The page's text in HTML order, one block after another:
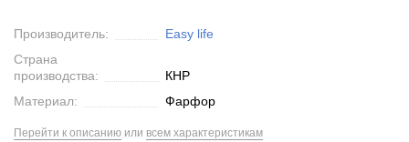
Производитель:
Easy life
Страна
производства:
КНР
Материал:
Фарфор
Перейти к описанию или всем характеристикам